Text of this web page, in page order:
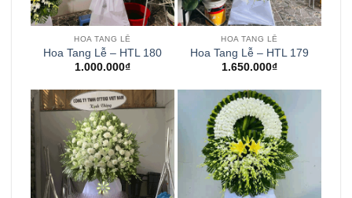
HOA TANG LỄ
Hoa Tang Lễ – HTL 180
1.000.000₫
HOA TANG LỄ
Hoa Tang Lễ – HTL 179
1.650.000₫